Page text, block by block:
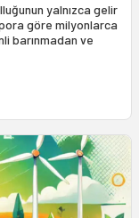
yalnızca gelir
göre milyonlarca
barınmadan ve